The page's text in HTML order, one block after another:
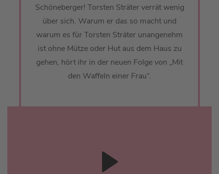
Schöneberger! Torsten Sträter verrät wenig
über sich. Warum er das so macht und
warum es für Torsten Sträter unangenehm
ist ohne Mütze oder Hut aus dem Haus zu
gehen, hört ihr in der neuen Folge von „Mit
den Waffeln einer Frau“.